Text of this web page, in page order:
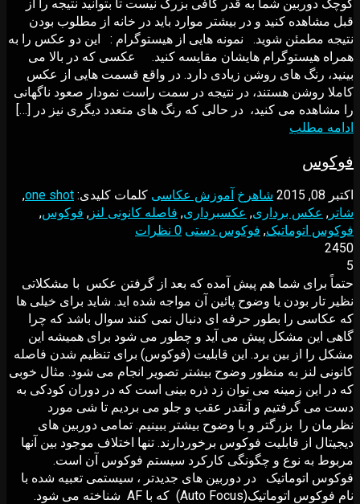
کوچک دوربین شما به قدر کافی بزرگ نیست تا بتوانید نتیجه را از
قبل مشاهده کنید و در بیشتر موارد باید در خانه از مطلوب بودن
نتیجه مطمئن شوید. نمونه هایی از هیستوگرام : این دو عکس را به
همراه هیستوگرام هایشان مقایسه کنید. عکسی که در بالا می
بینید، رنگ های روشن زیادی دارد. در واقع قسمت هایی از عکس
کاملا روشن هستند، در نتیجه در سمت راست نمودار صعود ناگهانی
را مشاهده می کنید، در حالی که رنگ های متعدد دیگری نیز در […]
ادامه مطلب
فوکوس
اکتبر 08, 2015 شاهرخ آموزش عکاسی کلمات کلیدی: one shot
,
شاتر , عکس برداری, عکسبرداری, فاصله کانونی لنز , فوکوس,
فوکوس اتوماتیک, فوکوس دستی 0 نظرات
2450
5
حتماً برای شما هم پیش آمده که بعد از گرفتن عکس با مشکلاتی
نظیر تار بودن یا وضوح پائین آن مواجه شده اید. شاید برای خیلی ها
که عکاسی را بطور حرفه ای دنبال نمی کنند سوال باشد که چرا
گاهی این مشکل پیش می آید و چطور می شود برای همیشه این
مشکل را از بین برد. این قابلیت (فوکوس) برای تنظیم شدن فاصله
کانونی لنز به منظور وضوح بیشتر تصویر انجام می شود. مثال خوبی
که در این زمینه می توان زد ذره بینی است که در دوران کودکی به
دست می گرفتیم و آنقدر عقب و جلو می بردیم تا شی مورد
نظرمان را بزرگتر و با وضوح بیشتر ببینیم. تمامی دوربین های
دیجیتال از قابلیت فوکوس برخوردارند. تنها اختلاف موجود بین آنها
مربوط به نوع و چگونگی کارکرد سیستم فوکوس آن است.
فوکوس اتوماتیک در دوربین های جدیدتر ، سیستمی تعبیه شده با
نام فوکوس اتوماتیک(Auto Focus) که با AF شناخته می شود.